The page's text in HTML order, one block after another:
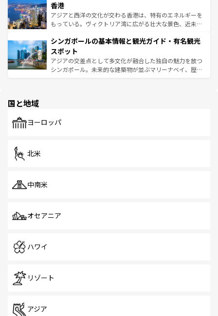
とつ。フォーやバインミー、ベトナムコーヒーなどは、ぜ
ひ現地で味わいたい。どの地域を訪れてもあたたかい人々
が旅行者を迎えてくれるので、きっと忘れられない旅にな
参照してほしい。
の活気が交差している。北部ではチェンマイなどの山岳地
帯で自然と触れ合い、南部ではプーケットやクラビの美し
いビーチでリゾート気分を楽しむことができる。タイ料理
激する。気候は一年中温暖で、どの季節にも異なる楽しみ
が待っている。親しみやすいタイの人々、仏教を中心とし
た文化、そして多様な観光資源が、訪れる旅人を魅了し続
ける。 なお、新着のタイ情報はコンテンツ一覧を参照して
香港
アジアと西洋の文化が交わる香港は、特有のエネルギーを
もっている。ヴィクトリア湾に広がる壮大な景色、近未来
み、どこを訪れても感動するはず。観光スポットが密集し
ており、効率よく見どころを回れるのも魅力。息をのむよ
うな絶景から文化的な体験まで、香港を存分に楽しみ尽く
そう。 なお、新着の香港情報はコンテンツ一覧を参照して
シンガポールの基本情報と観光ガイド・有名観光
スポット
アジアの交差点として多文化が融合した独自の魅力を放つ
シンガポール。未来的な建築物が並ぶマリーナベイ、歴史
で、ホーカーズは地元の風情を楽しめる外せないスポット
国と地域
ヨーロッパ
北米
中南米
オセアニア
ハワイ
リゾート
アジア